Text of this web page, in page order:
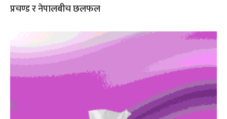
प्रचण्ड र नेपालबीच छलफल